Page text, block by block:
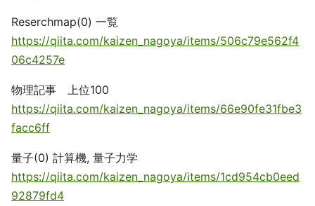
Reserchmap(0) 一覧
https://qiita.com/kaizen_nagoya/items/506c79e562f4
06c4257e
物理記事 上位100
https://qiita.com/kaizen_nagoya/items/66e90fe31fbe3
facc6ff
量子(0) 計算機, 量子力学
https://qiita.com/kaizen_nagoya/items/1cd954cb0eed
92879fd4